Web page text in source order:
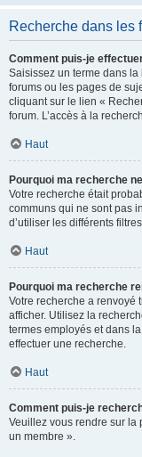
Recherche dans les
Comment puis-je
Saisissez un terme dans
forums ou les pages de
cliquant sur le lien «
forum. L’accès à la
Haut
Pourquoi ma recherche
Votre recherche était
communs qui ne sont pas
d’utiliser les différents
Haut
Pourquoi ma recherche
Votre recherche a renvoyé
afficher. Utilisez la
termes employés et dans
effectuer une recherche.
Haut
Comment puis-je
Veuillez vous rendre sur la
un membre ».